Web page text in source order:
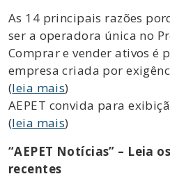
As 14 principais razões
ser a operadora única no
Comprar e vender ativos é
empresa criada por
(leia mais)
AEPET convida para
(leia mais)
“AEPET Notícias” – Leia
recentes